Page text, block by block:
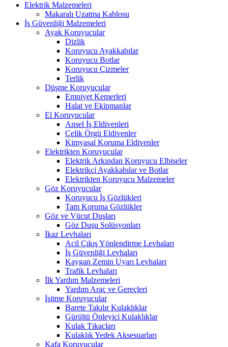
Elektrik Malzemeleri
Makaralı Uzatma Kablosu
İş Güvenliği Malzemeleri
Ayak Koruyucular
Dizlik
Koruyucu Ayakkabılar
Koruyucu Botlar
Koruyucu Çizmeler
Terlik
Düşme Koruyucular
Emniyet Kemerleri
Halat ve Ekipmanlar
El Koruyucular
Ansel İş Eldivenleri
Çelik Örgü Eldivenler
Kimyasal Koruma Eldivenler
Elektrikten Koruyucular
Elektrik Arkından Koruyucu Elbiseler
Elektrikçi Ayakkabılar ve Botlar
Elektrikten Koruyucu Malzemeler
Göz Koruyucular
Koruyucu İş Gözlükleri
Tam Koruma Gözlükler
Göz ve Vücut Duşları
Göz Duşu Solüsyonları
İkaz Levhaları
Acil Çıkış Yönlendirme Levhaları
İş Güvenliği Levhaları
Kaygan Zemin Uyarı Levhaları
Trafik Levhaları
İlk Yardım Malzemeleri
Yardım Araç ve Gereçleri
İşitme Koruyucular
Barete Takılır Kulaklıklar
Gürültü Önleyici Kulaklıklar
Kulak Tıkaçları
Kulaklık Yedek Aksesuarları
Kafa Koruyucular